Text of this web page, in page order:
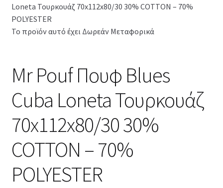
Loneta Τουρκουάζ 70x112x80/30 30% COTTON – 70%
POLYESTER
Το προϊόν αυτό έχει Δωρεάν Μεταφορικά
Mr Pouf Πουφ Blues
Cuba Loneta Τουρκουάζ
70x112x80/30 30%
COTTON – 70%
POLYESTER